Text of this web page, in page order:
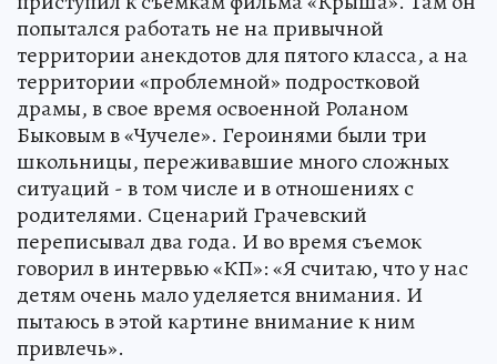
попытался работать не на привычной
территории анекдотов для пятого класса, а на
территории «проблемной» подростковой
драмы, в свое время освоенной Роланом
Быковым в «Чучеле». Героинями были три
школьницы, переживавшие много сложных
ситуаций - в том числе и в отношениях с
родителями. Сценарий Грачевский
переписывал два года. И во время съемок
говорил в интервью «КП»: «Я считаю, что у нас
детям очень мало уделяется внимания. И
пытаюсь в этой картине внимание к ним
привлечь».